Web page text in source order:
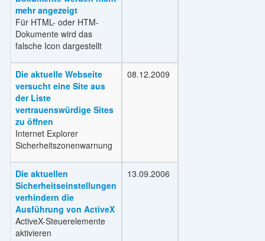
mehr angezeigt
Für HTML- oder HTM-
Dokumente wird das
falsche Icon dargestellt
Die aktuelle Webseite
versucht eine Site aus
der Liste
vertrauenswürdige Sites
zu öffnen
Internet Explorer
Sicherheitszonenwarnung
08.12.2009
Die aktuellen
Sicherheitseinstellungen
verhindern die
Ausführung von ActiveX
ActiveX-Steuerelemente
aktivieren
13.09.2006